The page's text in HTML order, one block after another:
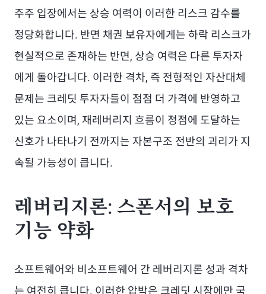
주주 입장에서는 상승 여력이 이러한 리스크 감수를
정당화합니다. 반면 채권 보유자에게는 하락 리스크가
현실적으로 존재하는 반면, 상승 여력은 다른 투자자
에게 돌아갑니다. 이러한 격차, 즉 전형적인 자산대체
문제는 크레딧 투자자들이 점점 더 가격에 반영하고
있는 요소이며, 재레버리지 흐름이 정점에 도달하는
신호가 나타나기 전까지는 자본구조 전반의 괴리가 지
속될 가능성이 큽니다.
레버리지론: 스폰서의 보호
기능 약화
소프트웨어와 비소프트웨어 간 레버리지론 성과 격차
는 여전히 큽니다. 이러한 압박은 크레딧 시장에만 국